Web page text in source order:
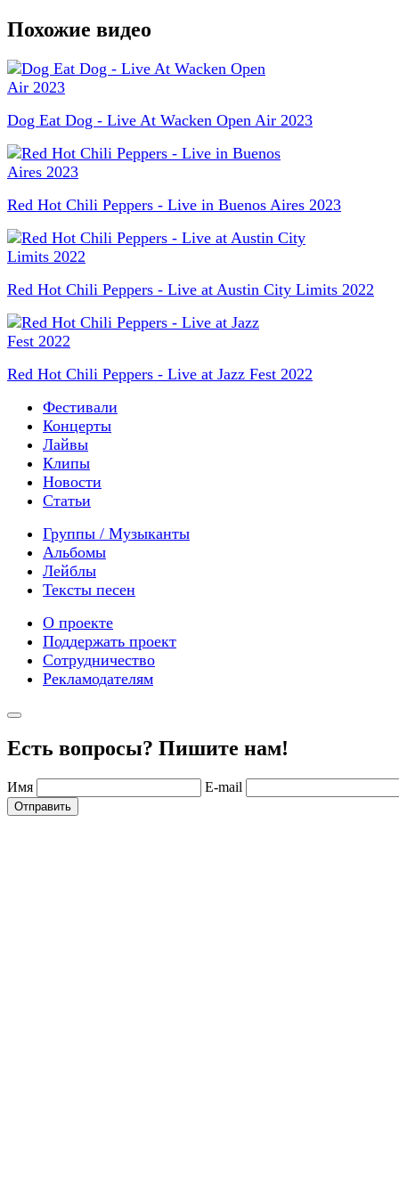
Похожие видео
Dog Eat Dog - Live At Wacken Open Air 2023
Red Hot Chili Peppers - Live in Buenos Aires 2023
Red Hot Chili Peppers - Live at Austin City Limits 2022
Red Hot Chili Peppers - Live at Jazz Fest 2022
Фестивали
Концерты
Лайвы
Клипы
Новости
Статьи
Группы / Музыканты
Альбомы
Лейблы
Тексты песен
О проекте
Поддержать проект
Сотрудничество
Рекламодателям
Есть вопросы? Пишите нам!
Имя E-mail